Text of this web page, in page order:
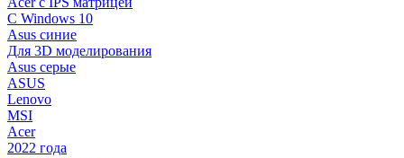
С Windows 10
Asus синие
Для 3D моделирования
Asus серые
ASUS
Lenovo
MSI
Acer
2022 года